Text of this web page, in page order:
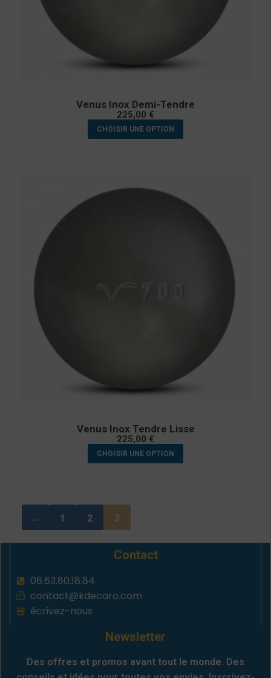
Venus Inox Demi-Tendre
225,00 €
CHOISIR UNE OPTION
Venus Inox Tendre Lisse
225,00 €
CHOISIR UNE OPTION
← 1 2 3
Contact
06.63.80.18.84
contact@kdecaro.com
écrivez-nous
Newsletter
Des offres et promos avant tout le monde. Des